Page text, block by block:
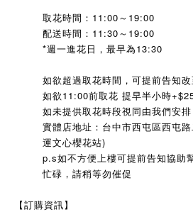
取花時間：11:00～19:00
配送時間：11:30～19:00
*週一進花日，最早為13:30
如欲超過取花時間，可提前告知
如欲11:00前取花 提早半小時
如未提供取花時段視同由我們安
實體店地址：台中市西屯區西屯
運文心櫻花站)
p.s如不方便上樓可提前告知協助
忙碌，請稍等勿催促
【訂購資訊】